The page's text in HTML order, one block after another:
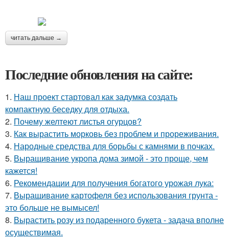
читать дальше →
Последние обновления на сайте:
1. Наш проект стартовал как задумка создать
компактную беседку для отдыха.
2. Почему желтеют листья огурцов?
3. Как вырастить морковь без проблем и прореживания.
4. Народные средства для борьбы с камнями в почках.
5. Выращивание укропа дома зимой - это проще, чем
кажется!
6. Рекомендации для получения богатого урожая лука:
7. Выращивание картофеля без использования грунта -
это больше не вымысел!
8. Вырастить розу из подаренного букета - задача вполне
осуществимая.